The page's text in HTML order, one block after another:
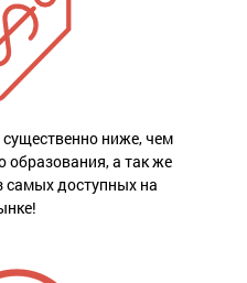
ниже, чем
образования, а так же
самых доступных на